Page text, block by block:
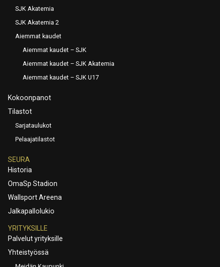
SJK Akatemia
SJK Akatemia 2
Aiemmat kaudet
Aiemmat kaudet – SJK
Aiemmat kaudet – SJK Akatemia
Aiemmat kaudet – SJK U17
Kokoonpanot
Tilastot
Sarjataulukot
Pelaajatilastot
SEURA
Historia
OmaSp Stadion
Wallsport Areena
Jalkapallolukio
YRITYKSILLE
Palvelut yrityksille
Yhteistyössä